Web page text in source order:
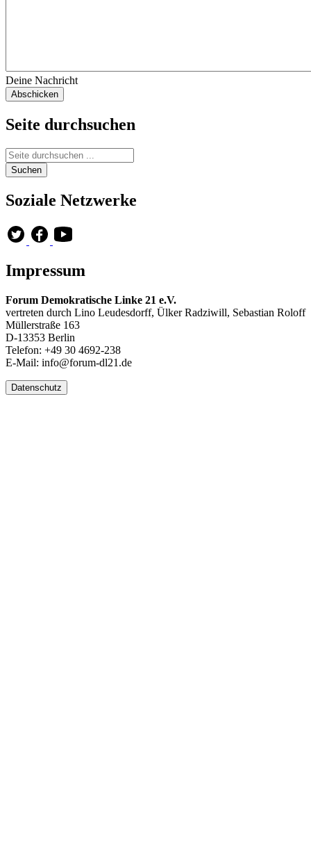
Deine Nachricht
Seite durchsuchen
Soziale Netzwerke
Impressum
Forum Demokratische Linke 21 e.V.
vertreten durch Lino Leudesdorff, Ülker Radziwill, Sebastian Roloff
Müllerstraße 163
D-13353 Berlin
Telefon: +49 30 4692-238
E-Mail: info@forum-dl21.de
Datenschutz